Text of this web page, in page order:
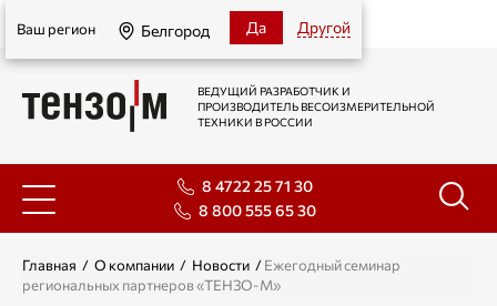
Белгород
Ваш регион Белгород Да Другой
ВЕДУЩИЙ РАЗРАБОТЧИК И
ПРОИЗВОДИТЕЛЬ ВЕСОИЗМЕРИТЕЛЬНОЙ
ТЕХНИКИ В РОССИИ
8 4722 25 71 30
8 800 555 65 30
Главная / О компании / Новости /Ежегодный семинар
региональных партнеров «ТЕНЗО-М»